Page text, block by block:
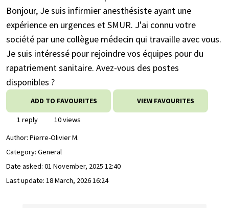
Bonjour, Je suis infirmier anesthésiste ayant une
expérience en urgences et SMUR. J'ai connu votre
société par une collègue médecin qui travaille avec vous.
Je suis intéressé pour rejoindre vos équipes pour du
rapatriement sanitaire. Avez-vous des postes
disponibles ?
ADD TO FAVOURITES VIEW FAVOURITES
1 reply
10 views
Author: Pierre-Olivier M.
Category: General
Date asked: 01 November, 2025 12:40
Last update: 18 March, 2026 16:24